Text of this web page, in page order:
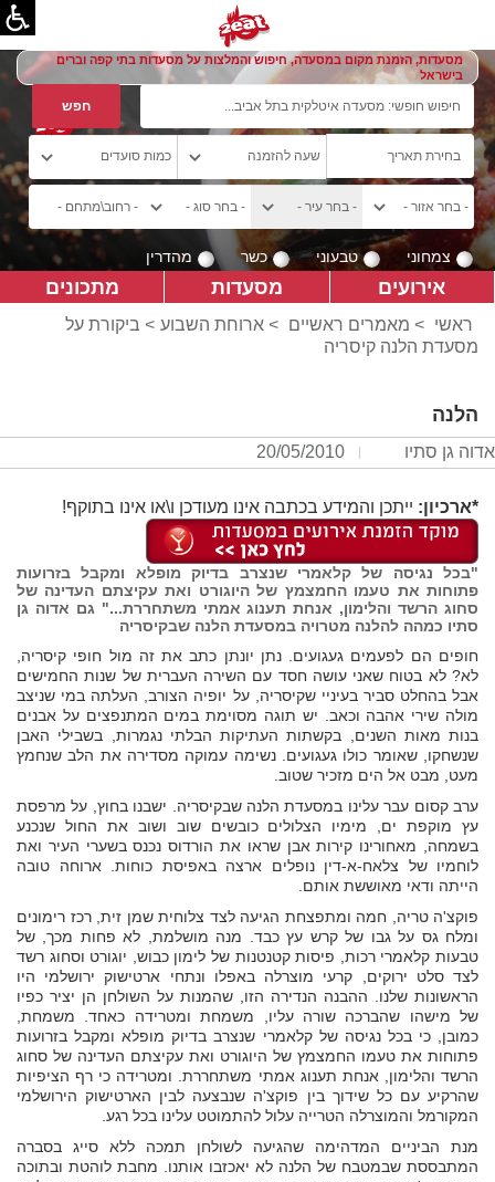
מסעדות, הזמנת מקום במסעדה, חיפוש והמלצות על מסעדות בתי קפה וברים
בישראל
צמחוני טבעוני כשר מהדרין
אירועים מסעדות מתכונים
ראשי > מאמרים ראשיים > ארוחת השבוע > ביקורת על
מסעדת הלנה קיסריה
הלנה
אדוה גן סתיו 20/05/2010
*ארכיון: ייתכן והמידע בכתבה אינו מעודכן ו\או אינו בתוקף!
"בכל נגיסה של קלאמרי שנצרב בדיוק מופלא ומקבל בזרועות
פתוחות את טעמו החמצמץ של היוגורט ואת עקיצתם העדינה של
סחוג הרשד והלימון, אנחת תענוג אמתי משתחררת..." גם אדוה גן
סתיו כמהה להלנה מטרויה במסעדת הלנה שבקיסריה
חופים הם לפעמים געגועים. נתן יונתן כתב את זה מול חופי קיסריה,
לא? לא בטוח שאני עושה חסד עם השירה העברית של שנות החמישים
אבל בהחלט סביר בעיניי שקיסריה, על יופיה הצורב, העלתה במי שניצב
מולה שירי אהבה וכאב. יש תוגה מסוימת במים המתנפצים על אבנים
בנות מאות השנים, בקשתות העתיקות הבלתי נגמרות, בשבילי האבן
שנשחקו, שאומר כולו געגועים. נשימה עמוקה מסדירה את הלב שנחמץ
מעט, מבט אל הים מזכיר שטוב.
ערב קסום עבר עלינו במסעדת הלנה שבקיסריה. ישבנו בחוץ, על מרפסת
עץ מוקפת ים, מימיו הצלולים כובשים שוב ושוב את החול שנכנע
בשמחה, מאחורינו קירות אבן שראו את הורדוס נכנס בשערי העיר ואת
לוחמיו של צלאח-א-דין נופלים ארצה באפיסת כוחות. ארוחה טובה
הייתה ודאי מאוששת אותם.
פוקצ'ה טריה, חמה ומתפצחת הגיעה לצד צלוחית שמן זית, רכז רימונים
ומלח גס על גבו של קרש עץ כבד. מנה מושלמת, לא פחות מכך, של
טבעות קלאמרי רכות, פיסות קטנטנות של לימון כבוש, יוגורט וסחוג רשד
לצד סלט ירוקים, קרעי מוצרלה באפלו ונתחי ארטישוק ירושלמי היו
הראשונות שלנו. ההבנה הנדירה הזו, שהמנות על השולחן הן יציר כפיו
של מישהו שהברכה שורה עליו, משמחת ומטרידה כאחד. משמחת,
כמובן, כי בכל נגיסה של קלאמרי שנצרב בדיוק מופלא ומקבל בזרועות
פתוחות את טעמו החמצמץ של היוגורט ואת עקיצתם העדינה של סחוג
הרשד והלימון, אנחת תענוג אמתי משתחררת. ומטרידה כי רף הציפיות
שהרקיע עם כל שידוך בין פוקצ'ה שנבצעה לבין הארטישוק הירושלמי
המקורמל והמוצרלה הטרייה עלול להתמוטט עלינו בכל רגע.
מנת הביניים המדהימה שהגיעה לשולחן תמכה ללא סייג בסברה
המתבססת שבמטבח של הלנה לא יאכזבו אותנו. מחבת לוהטת ובתוכה